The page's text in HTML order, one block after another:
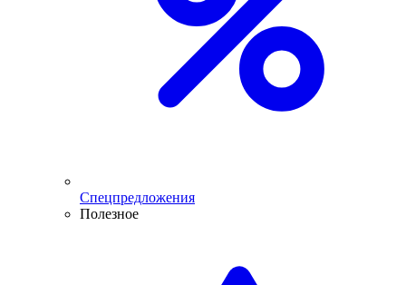
Спецпредложения
Полезное